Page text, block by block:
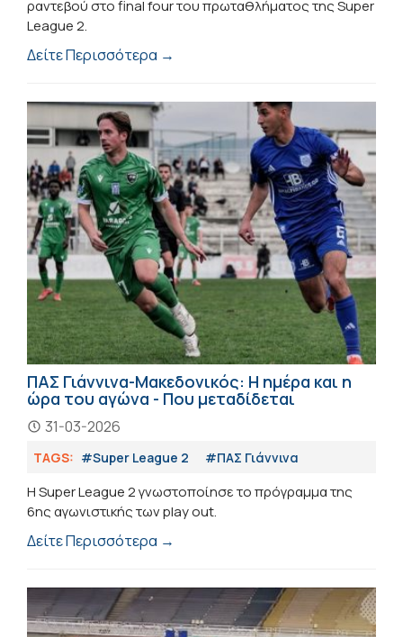
ραντεβού στο final four του πρωταθλήματος της Super
League 2.
Δείτε Περισσότερα →
ΠΑΣ Γιάννινα-Μακεδονικός: Η ημέρα και η
ώρα του αγώνα - Που μεταδίδεται
31-03-2026
TAGS: #Super League 2 #ΠΑΣ Γιάννινα
Η Super League 2 γνωστοποίησε το πρόγραμμα της
6ης αγωνιστικής των play out.
Δείτε Περισσότερα →